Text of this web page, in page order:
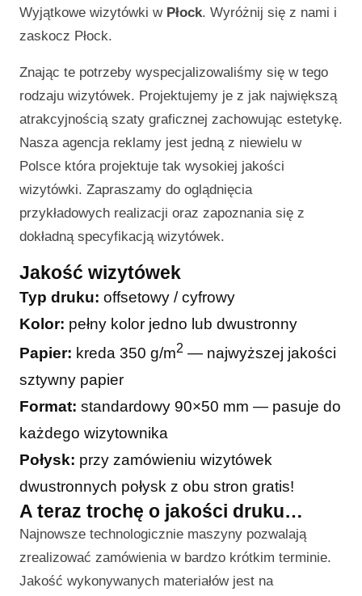
Wyjątkowe wizytówki w Płock. Wyróżnij się z nami i
zaskocz Płock.
Znając te potrzeby wyspecjalizowaliśmy się w tego
rodzaju wizytówek. Projektujemy je z jak największą
atrakcyjnością szaty graficznej zachowując estetykę.
Nasza agencja reklamy jest jedną z niewielu w
Polsce która projektuje tak wysokiej jakości
wizytówki. Zapraszamy do oglądnięcia
przykładowych realizacji oraz zapoznania się z
dokładną specyfikacją wizytówek.
Jakość wizytówek
Typ druku: offsetowy / cyfrowy
Kolor: pełny kolor jedno lub dwustronny
Papier: kreda 350 g/m2 — najwyższej jakości
sztywny papier
Format: standardowy 90×50 mm — pasuje do
każdego wizytownika
Połysk: przy zamówieniu wizytówek
dwustronnych połysk z obu stron gratis!
A teraz trochę o jakości druku…
Najnowsze technologicznie maszyny pozwalają
zrealizować zamówienia w bardzo krótkim terminie.
Jakość wykonywanych materiałów jest na